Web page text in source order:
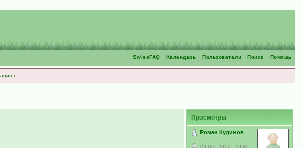
Помощь
Поиск
Пользователи
Календарь
SwissFAQ
)
Просмотры
Роман Кудинов
29 Dec 2017 - 19:40